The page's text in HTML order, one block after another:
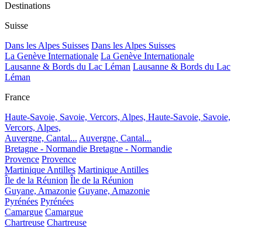
Destinations
Suisse
Dans les Alpes Suisses Dans les Alpes Suisses
La Genève Internationale La Genève Internationale
Lausanne & Bords du Lac Léman Lausanne & Bords du Lac
Léman
France
Haute-Savoie, Savoie, Vercors, Alpes, Haute-Savoie, Savoie,
Vercors, Alpes,
Auvergne, Cantal... Auvergne, Cantal...
Bretagne - Normandie Bretagne - Normandie
Provence Provence
Martinique Antilles Martinique Antilles
Île de la Réunion Île de la Réunion
Guyane, Amazonie Guyane, Amazonie
Pyrénées Pyrénées
Camargue Camargue
Chartreuse Chartreuse